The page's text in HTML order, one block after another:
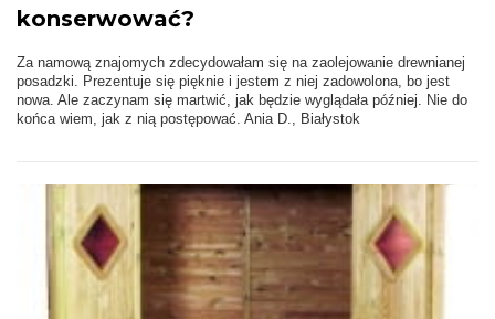
konserwować?
Za namową znajomych zdecydowałam się na zaolejowanie drewnianej
posadzki. Prezentuje się pięknie i jestem z niej zadowolona, bo jest
nowa. Ale zaczynam się martwić, jak będzie wyglądała później. Nie do
końca wiem, jak z nią postępować. Ania D., Białystok